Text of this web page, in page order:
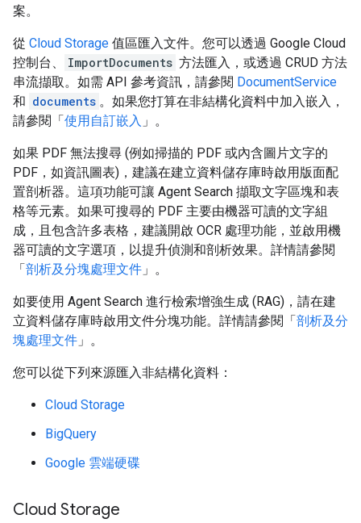
案。
從 Cloud Storage 值區匯入文件。您可以透過 Google Cloud
控制台、
ImportDocuments 方法匯入，或透過 CRUD 方法
串流擷取。如需 API 參考資訊，請參閱 DocumentService
和 documents 。如果您打算在非結構化資料中加入嵌入，
請參閱「使用自訂嵌入 」。
如果 PDF 無法搜尋 (例如掃描的 PDF 或內含圖片文字的
PDF，如資訊圖表)，建議在建立資料儲存庫時啟用版面配
置剖析器。這項功能可讓 Agent Search 擷取文字區塊和表
格等元素。如果可搜尋的 PDF 主要由機器可讀的文字組
成，且包含許多表格，建議開啟 OCR 處理功能，並啟用機
器可讀的文字選項，以提升偵測和剖析效果。詳情請參閱
「剖析及分塊處理文件 」。
如要使用 Agent Search 進行檢索增強生成 (RAG)，請在建
立資料儲存庫時啟用文件分塊功能。詳情請參閱「剖析及分
塊處理文件 」。
您可以從下列來源匯入非結構化資料：
Cloud Storage
BigQuery
Google 雲端硬碟
Cloud Storage